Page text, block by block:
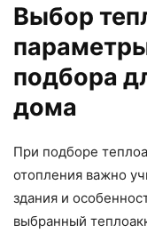
Выбор
подбора
дома
При подборе
отопления важно
здания и
выбранный